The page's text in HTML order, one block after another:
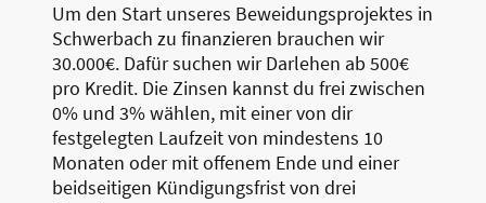
Um den Start unseres Beweidungsprojektes in
Schwerbach zu finanzieren brauchen wir
30.000€. Dafür suchen wir Darlehen ab 500€
pro Kredit. Die Zinsen kannst du frei zwischen
0% und 3% wählen, mit einer von dir
festgelegten Laufzeit von mindestens 10
Monaten oder mit offenem Ende und einer
beidseitigen Kündigungsfrist von drei